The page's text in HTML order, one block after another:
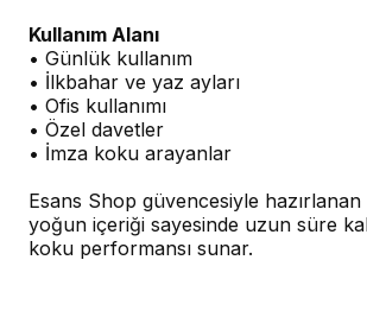
Kullanım Alanı
• Günlük kullanım
• İlkbahar ve yaz ayları
• Ofis kullanımı
• Özel davetler
• İmza koku arayanlar
Esans Shop güvencesiyle
yoğun içeriği sayesinde uzun süre
koku performansı sunar.